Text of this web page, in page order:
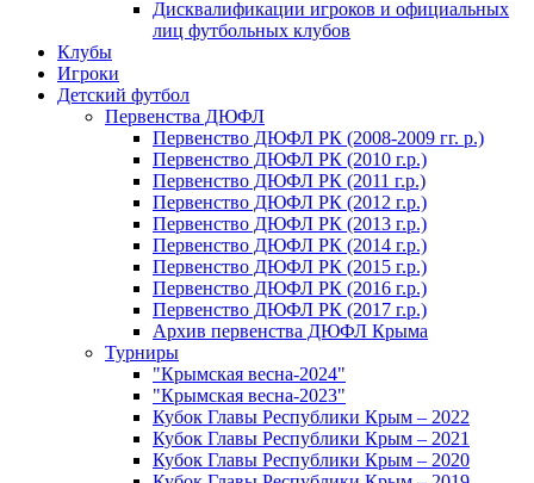
Дисквалификации игроков и официальных
лиц футбольных клубов
Клубы
Игроки
Детский футбол
Первенства ДЮФЛ
Первенство ДЮФЛ РК (2008-2009 гг. р.)
Первенство ДЮФЛ РК (2010 г.р.)
Первенство ДЮФЛ РК (2011 г.р.)
Первенство ДЮФЛ РК (2012 г.р.)
Первенство ДЮФЛ РК (2013 г.р.)
Первенство ДЮФЛ РК (2014 г.р.)
Первенство ДЮФЛ РК (2015 г.р.)
Первенство ДЮФЛ РК (2016 г.р.)
Первенство ДЮФЛ РК (2017 г.р.)
Архив первенства ДЮФЛ Крыма
Турниры
"Крымская весна-2024"
"Крымская весна-2023"
Кубок Главы Республики Крым – 2022
Кубок Главы Республики Крым – 2021
Кубок Главы Республики Крым – 2020